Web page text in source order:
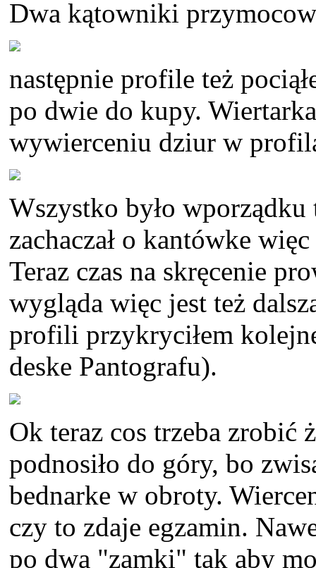
Dwa kątowniki
następnie profile też
po dwie do kupy.
wywierceniu dziur w
Wszystko było
zachaczał o kantówke
Teraz czas na skręcenie
wygląda więc jest też
profili przykryciłem
deske Pantografu).
Ok teraz cos trzeba zrobić
podnosiło do góry, bo
bednarke w obroty.
czy to zdaje egzamin.
po dwa "zamki" tak aby